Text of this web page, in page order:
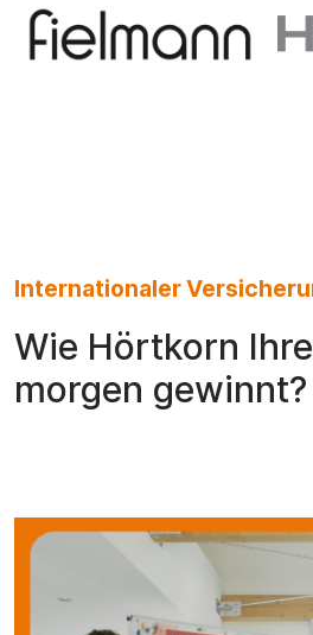
Internationaler
Wie Hörtkorn
morgen gewinnt?